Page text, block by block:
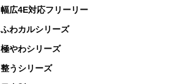
幅広4E対応フリーリー
ふわカルシリーズ
極やわシリーズ
整うシリーズ